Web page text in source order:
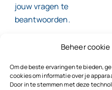
Beheer
Om de beste ervaringen te bieden,
cookies om informatie over je
Door in te stemmen met deze
jouw vragen te
beantwoorden.
Contact